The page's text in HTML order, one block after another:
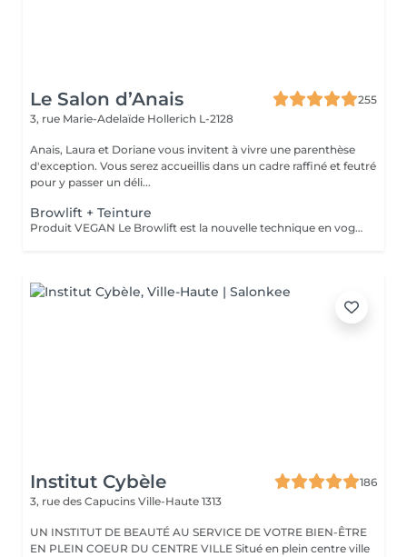
Le Salon d’Anais
255
3, rue Marie-Adelaïde Hollerich L-2128
Anais, Laura et Doriane vous invitent à vivre une parenthèse
d'exception. Vous serez accueillis dans un cadre raffiné et feutré
pour y passer un déli...
Browlift + Teinture
Produit VEGAN Le Browlift est la nouvelle technique en vogue pour restructurer vos sourcils qui permet de les épaissir et les rehausser tout en fixant leur mouvement pour un résultat qui dure environ 6 semaines. Ils paraissent plus fournis et volumineux et la teinture va accentuer la forme et intensifier la couleur. Le Browlift ouvre votre regard et le met en valeur.
Institut Cybèle
186
3, rue des Capucins Ville-Haute 1313
UN INSTITUT DE BEAUTÉ AU SERVICE DE VOTRE BIEN-ÊTRE
EN PLEIN COEUR DU CENTRE VILLE Situé en plein centre ville